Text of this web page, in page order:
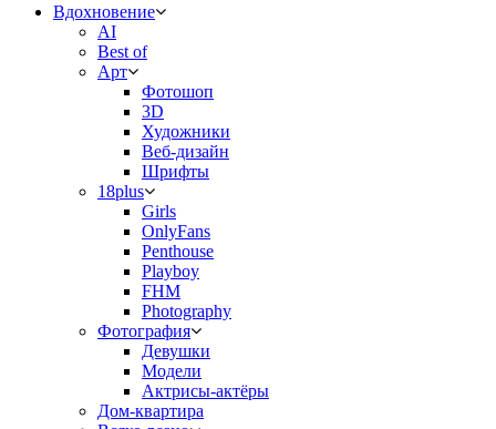
Вдохновение
AI
Best of
Арт
Фотошоп
3D
Художники
Веб-дизайн
Шрифты
18plus
Girls
OnlyFans
Penthouse
Playboy
FHM
Photography
Фотография
Девушки
Модели
Актрисы-актёры
Дом-квартира